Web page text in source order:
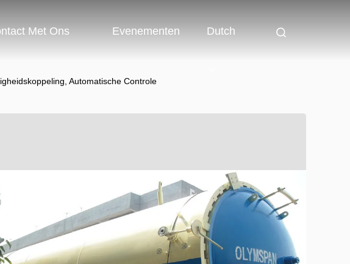
Met Ons Evenementen Dutch
Automatische Controle